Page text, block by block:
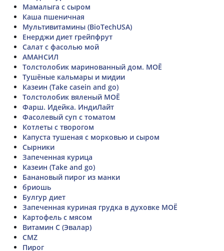
Мамалыга с сыром
Каша пшеничная
Мультивитамины (BioTechUSA)
Енерджи диет грейпфрут
Салат с фасолью мой
АМАНСИЛ
Толстолобик маринованный дом. МОЁ
Тушёные кальмары и мидии
Казеин (Take casein and go)
Толстолобик вяленый МОЁ
Фарш. Идейка. ИндиЛайт
Фасолевый суп с томатом
Котлеты с творогом
Капуста тушеная с морковью и сыром
Сырники
Запеченная курица
Казеин (Take and go)
Банановый пирог из манки
бриошь
Булгур диет
Запеченная куриная грудка в духовке МОЁ
Картофель с мясом
Витамин С (Эвалар)
CMZ
Пирог